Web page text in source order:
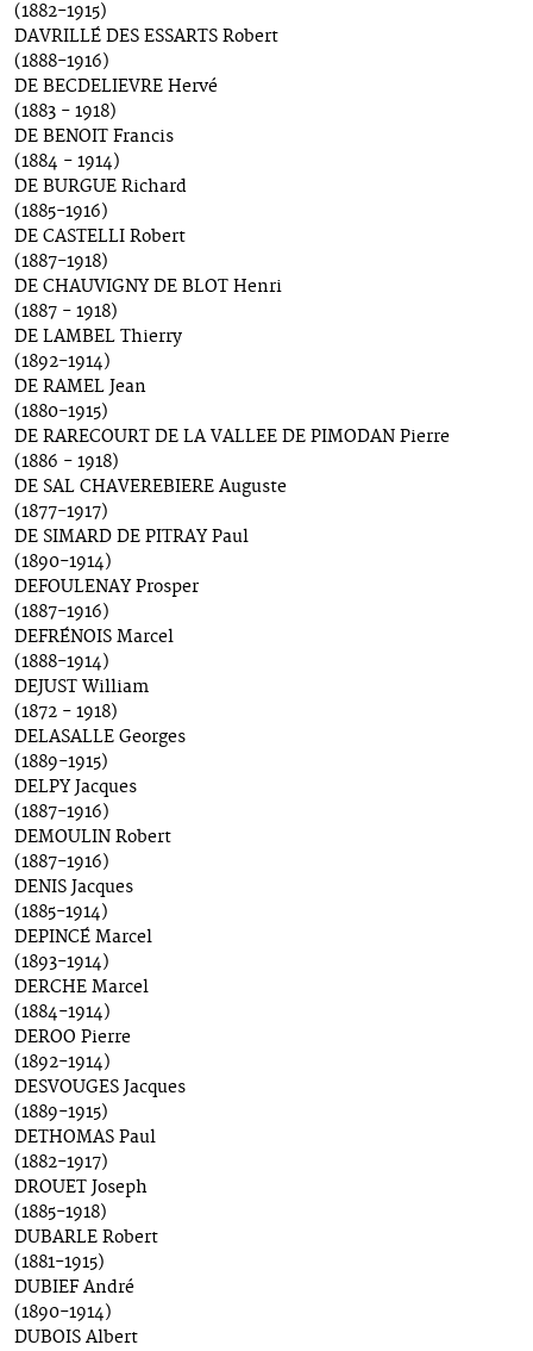
(1882-1915)
DAVRILLÉ DES ESSARTS Robert
(1888-1916)
DE BECDELIEVRE Hervé
(1883 - 1918)
DE BENOIT Francis
(1884 - 1914)
DE BURGUE Richard
(1885-1916)
DE CASTELLI Robert
(1887-1918)
DE CHAUVIGNY DE BLOT Henri
(1887 - 1918)
DE LAMBEL Thierry
(1892-1914)
DE RAMEL Jean
(1880-1915)
DE RARECOURT DE LA VALLEE DE PIMODAN Pierre
(1886 - 1918)
DE SAL CHAVEREBIERE Auguste
(1877-1917)
DE SIMARD DE PITRAY Paul
(1890-1914)
DEFOULENAY Prosper
(1887-1916)
DEFRÉNOIS Marcel
(1888-1914)
DEJUST William
(1872 - 1918)
DELASALLE Georges
(1889-1915)
DELPY Jacques
(1887-1916)
DEMOULIN Robert
(1887-1916)
DENIS Jacques
(1885-1914)
DEPINCÉ Marcel
(1893-1914)
DERCHE Marcel
(1884-1914)
DEROO Pierre
(1892-1914)
DESVOUGES Jacques
(1889-1915)
DETHOMAS Paul
(1882-1917)
DROUET Joseph
(1885-1918)
DUBARLE Robert
(1881-1915)
DUBIEF André
(1890-1914)
DUBOIS Albert